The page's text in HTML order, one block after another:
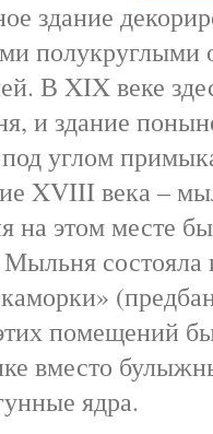
здание
полукруглыми
В XIX веке
и здание
углом
XVIII века –
на этом месте
помещений
вместо
ядра.